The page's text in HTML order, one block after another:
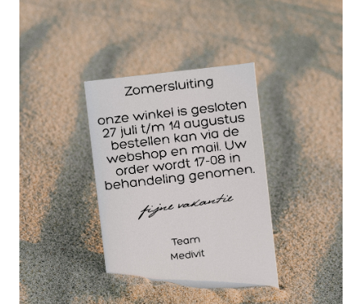
14 dagen retourgarantie
30 jaardé paramedisch specialist
De grote handvatten
zorgen ervoor dat de
schaar comfortabel in
de hand ligt en
makkelijker is vast te
houden.